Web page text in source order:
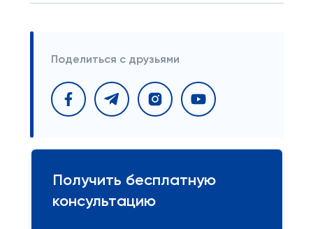
Поделиться с друзьями
Получить бесплатную
консультацию